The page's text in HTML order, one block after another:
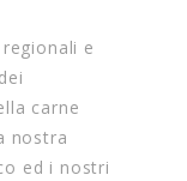
e
carne
nostra
ed i nostri